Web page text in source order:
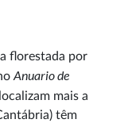
florestada por
Anuario de
mais a
têm